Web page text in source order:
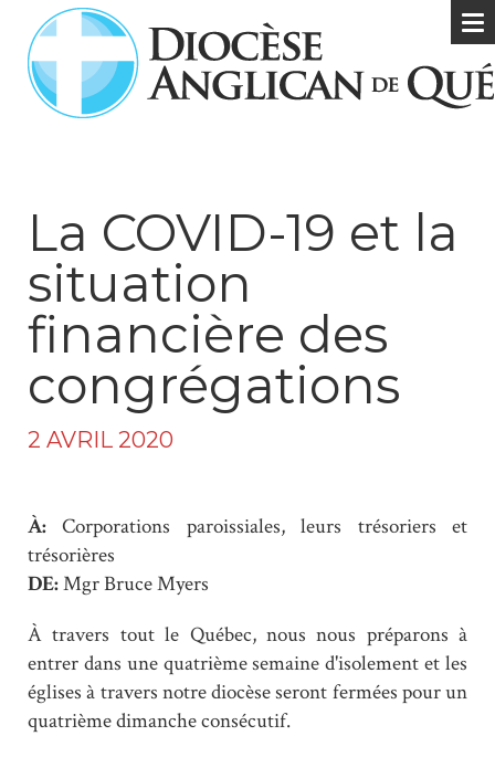
La COVID-19 et la
situation
financière des
congrégations
2 AVRIL 2020
À: Corporations paroissiales, leurs trésoriers et
trésorières
DE:Mgr Bruce Myers
À travers tout le Québec, nous nous préparons à
entrer dans une quatrième semaine d'isolement et les
églises à travers notre diocèse seront fermées pour un
quatrième dimanche consécutif.